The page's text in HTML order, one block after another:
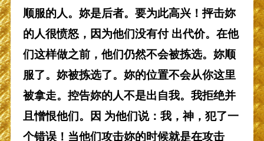
顺服的人。妳是后者。要为此高兴！抨击妳
的人很愤怒，因为他们没有付 出代价。在他
们这样做之前，他们仍然不会被拣选。妳顺
服了。妳被拣选了。妳的位置不会从你这里
被拿走。控告妳的人不是出自我。我拒绝并
且憎恨他们。因 为他们说：我，神，犯了一
个错误！当他们攻击妳的时候就是在攻击